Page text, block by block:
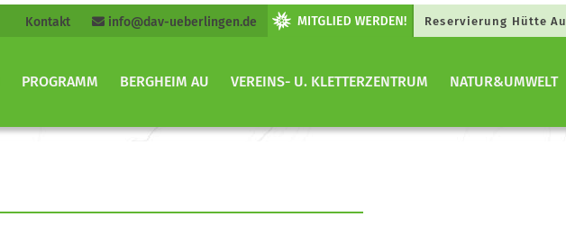
Kontakt info@dav-ueberlingen.de Reservierung Hütte Au
PROGRAMM BERGHEIM AU VEREINS- U. KLETTERZENTRUM NATUR&UMWELT